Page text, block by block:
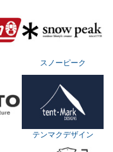
スノーピーク
テンマクデザイン